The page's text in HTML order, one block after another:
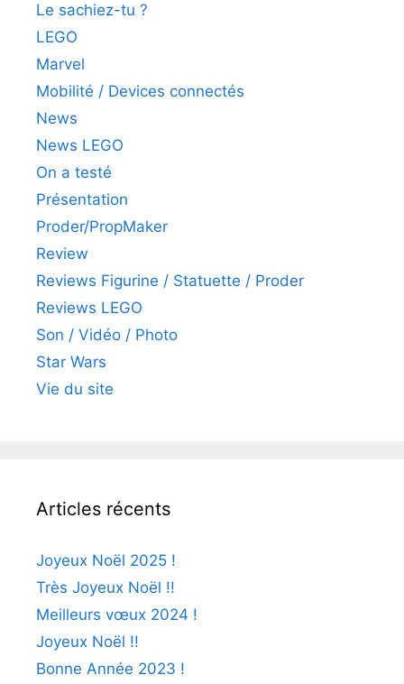
Le sachiez-tu ?
LEGO
Marvel
Mobilité / Devices connectés
News
News LEGO
On a testé
Présentation
Proder/PropMaker
Review
Reviews Figurine / Statuette / Proder
Reviews LEGO
Son / Vidéo / Photo
Star Wars
Vie du site
Articles récents
Joyeux Noël 2025 !
Très Joyeux Noël !!
Meilleurs vœux 2024 !
Joyeux Noël !!
Bonne Année 2023 !